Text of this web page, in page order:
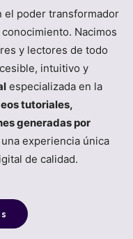
el poder transformador
Nacimos
y lectores de todo
intuitivo y
especializada en la
tutoriales,
generadas por
experiencia única
de calidad.